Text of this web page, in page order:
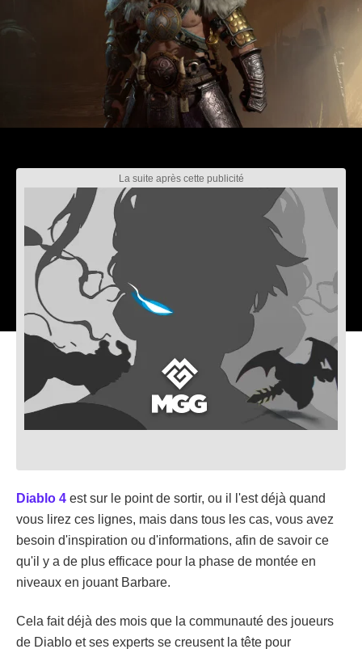
Diablo 4 est sur le point de sortir, ou il l'est déjà quand
vous lirez ces lignes, mais dans tous les cas, vous avez
besoin d'inspiration ou d'informations, afin de savoir ce
qu'il y a de plus efficace pour la phase de montée en
niveaux en jouant Barbare.
Cela fait déjà des mois que la communauté des joueurs
de Diablo et ses experts se creusent la tête pour